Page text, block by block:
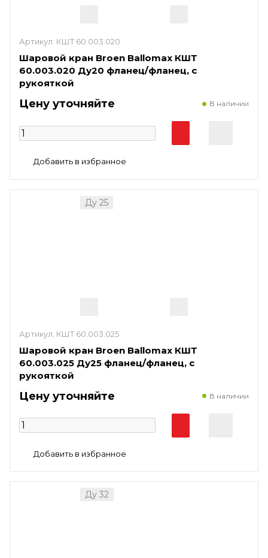
Артикул: КШТ 60.003.020
Шаровой кран Broen Ballomax КШТ
60.003.020 Ду20 фланец/фланец, с
рукояткой
Цену уточняйте В наличии
Ду 25
Артикул: КШТ 60.003.025
Шаровой кран Broen Ballomax КШТ
60.003.025 Ду25 фланец/фланец, с
рукояткой
Цену уточняйте В наличии
Ду 32